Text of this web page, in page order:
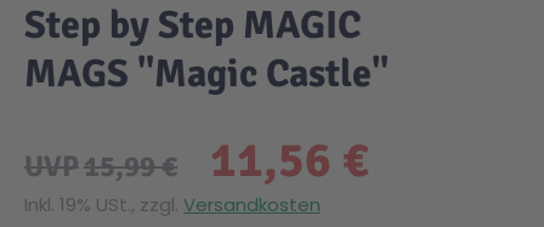
Step by Step MAGIC
MAGS "Magic Castle"
11,56 €
UVP15,99 €
Inkl. 19% USt., zzgl. Versandkosten